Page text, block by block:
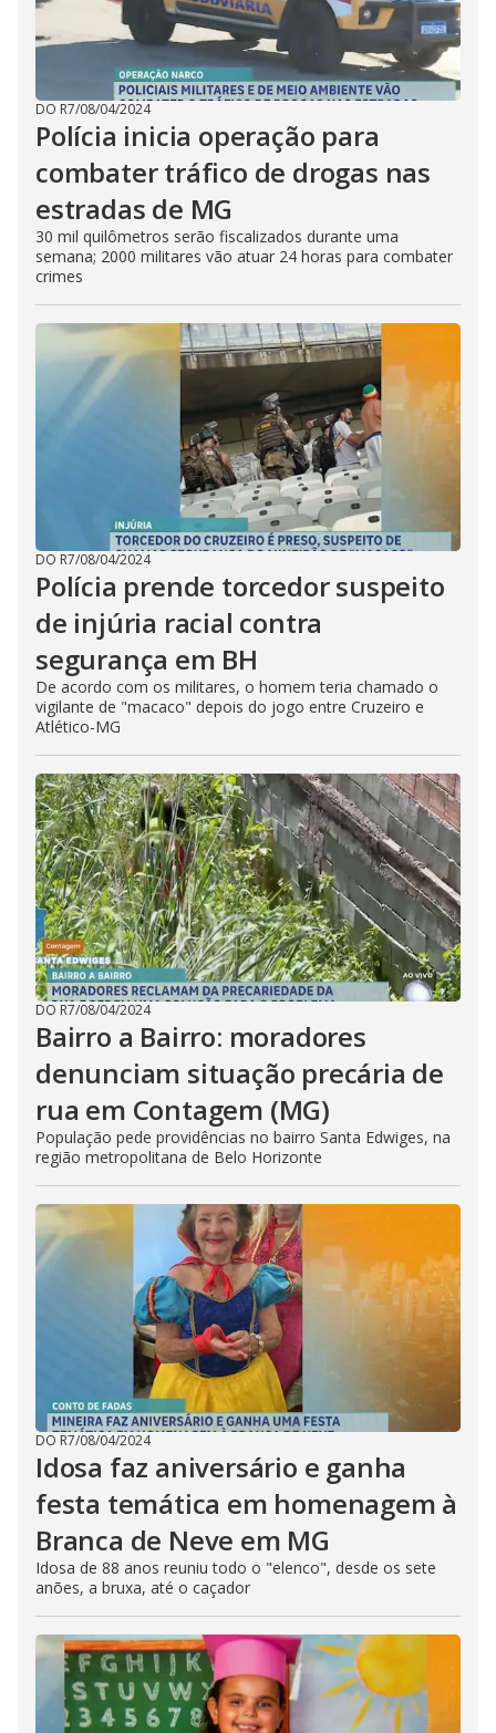
DO R7/08/04/2024
Polícia inicia operação para
combater tráfico de drogas nas
estradas de MG
30 mil quilômetros serão fiscalizados durante uma
semana; 2000 militares vão atuar 24 horas para combater
crimes
DO R7/08/04/2024
Polícia prende torcedor suspeito
de injúria racial contra
segurança em BH
De acordo com os militares, o homem teria chamado o
vigilante de "macaco" depois do jogo entre Cruzeiro e
Atlético-MG
DO R7/08/04/2024
Bairro a Bairro: moradores
denunciam situação precária de
rua em Contagem (MG)
População pede providências no bairro Santa Edwiges, na
região metropolitana de Belo Horizonte
DO R7/08/04/2024
Idosa faz aniversário e ganha
festa temática em homenagem à
Branca de Neve em MG
Idosa de 88 anos reuniu todo o "elenco", desde os sete
anões, a bruxa, até o caçador